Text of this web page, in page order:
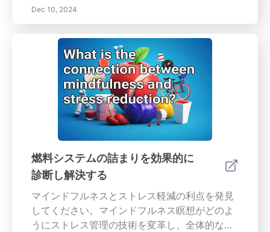
イドでは、合併症を防ぎ、時間とお金を節約す
るために、症状を迅速に認識することの利点を
強調しています。積極的な問題解決を強化する
ための重要な監視システムの必要性、定期的な
メンテナンスの重要性、および特定された症状
に対する迅速な対応が経済的な利点をもたらす
方法について学んでください。注意すべき一般
的な警告サインと、警戒心を持つ文化を育てる
ことの長期的な利点を明らかにしてください。
安全性とコンプライアンスを高め、サービスプ
ロバイダーとの長期的な関係を構築するための
効果的な予防メンテナンス戦略を探求してくだ
さい。今日、自分のメンテナンスと運用効率に
対するアプローチを変えましょう！
Dec 10, 2024
燃料システムの詰まりを効果的に
診断し解決する
マインドフルネスとストレス軽減の利点を発見
してください。マインドフルネス瞑想がどのよ
うにストレス管理の技術を変革し、全体的な幸